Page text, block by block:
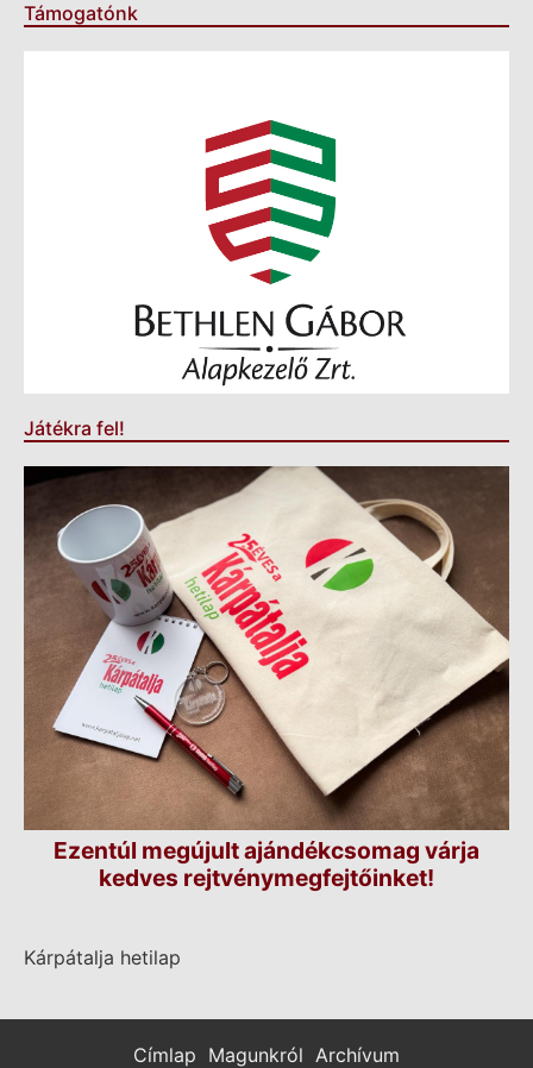
Támogatónk
Játékra fel!
Ezentúl megújult ajándékcsomag várja
kedves rejtvénymegfejtőinket!
Kárpátalja hetilap
Címlap Magunkról Archívum